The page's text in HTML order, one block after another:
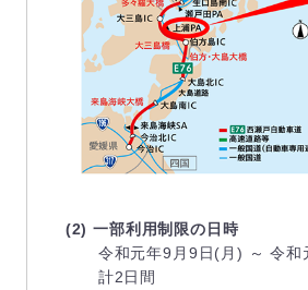
(2) 一部利用制限の日時
令和元年9月9日(月) ～ 令
計2日間